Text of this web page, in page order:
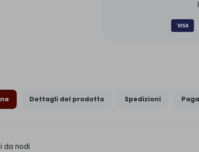
Dettagli del prodotto Spedizioni
da nodi